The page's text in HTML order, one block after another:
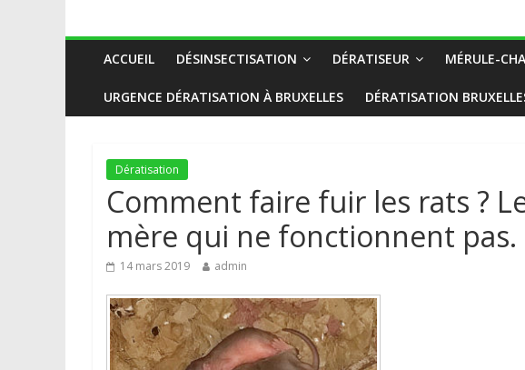
ACCUEIL DÉSINSECTISATION DÉRATISEUR MÉRULE-
URGENCE DÉRATISATION À BRUXELLES DÉRATISATION
Dératisation
Comment faire fuir les rats ?
mère qui ne fonctionnent pas.
14 mars 2019 admin